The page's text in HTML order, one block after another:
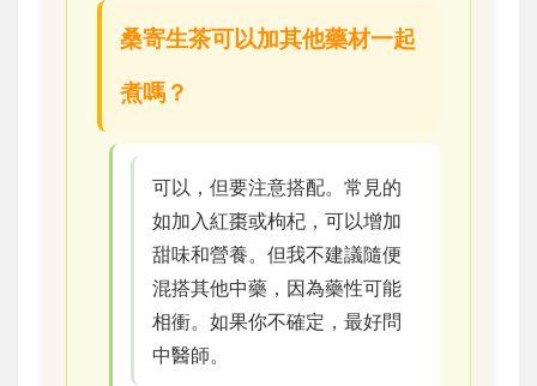
桑寄生茶可以加其他藥材一起
煮嗎？
可以，但要注意搭配。常見的
如加入紅棗或枸杞，可以增加
甜味和營養。但我不建議隨便
混搭其他中藥，因為藥性可能
相衝。如果你不確定，最好問
中醫師。